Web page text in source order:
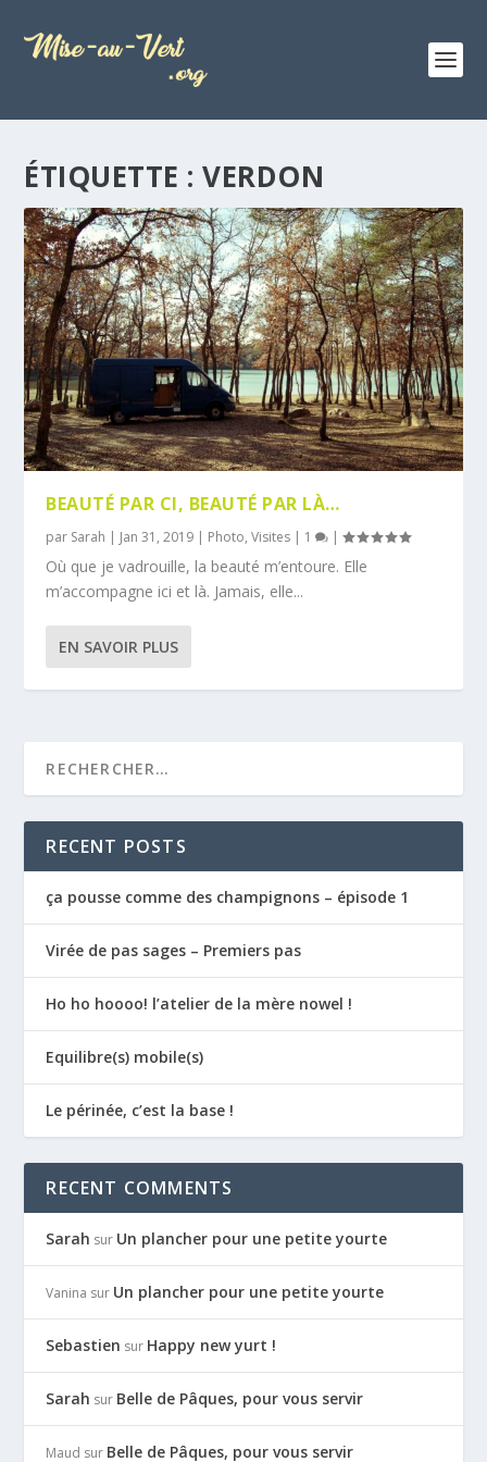
ÉTIQUETTE :VERDON
BEAUTÉ PAR CI, BEAUTÉ PAR LÀ…
par Sarah | Jan 31, 2019 | Photo,Visites | 1 |
Où que je vadrouille, la beauté m’entoure. Elle
m’accompagne ici et là. Jamais, elle...
EN SAVOIR PLUS
RECENT POSTS
ça pousse comme des champignons – épisode 1
Virée de pas sages – Premiers pas
Ho ho hoooo! l’atelier de la mère nowel !
Equilibre(s) mobile(s)
Le périnée, c’est la base !
RECENT COMMENTS
Sarah sur Un plancher pour une petite yourte
Vanina sur Un plancher pour une petite yourte
Sebastien sur Happy new yurt !
Sarah sur Belle de Pâques, pour vous servir
Maud sur Belle de Pâques, pour vous servir